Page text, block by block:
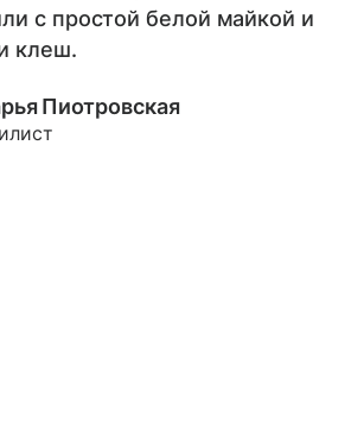
с простой белой майкой и
клеш.
Пиотровская